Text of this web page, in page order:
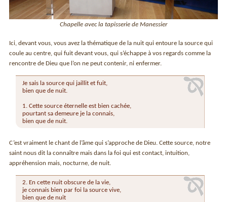
Chapelle avec la tapisserie de Manessier
Ici, devant vous, vous avez la thématique de la nuit qui entoure la source qui
coule au centre, qui fuit devant vous, qui s’échappe à vos regards comme la
rencontre de Dieu que l’on ne peut contenir, ni enfermer.
Je sais la source qui jaillit et fuit,
bien que de nuit.
1. Cette source éternelle est bien cachée,
pourtant sa demeure je la connais,
bien que de nuit.
C’est vraiment le chant de l’âme qui s’approche de Dieu. Cette source, notre
saint nous dit la connaître mais dans la foi qui est contact, intuition,
appréhension mais, nocturne, de nuit.
2. En cette nuit obscure de la vie,
je connais bien par foi la source vive,
bien que de nuit